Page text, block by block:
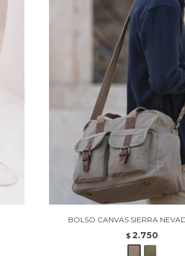
BOLSO CANVAS SIERRA
$ 2.750